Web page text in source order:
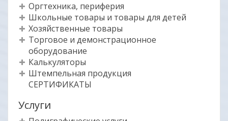
Оргтехника, периферия
Школьные товары и товары для детей
Хозяйственные товары
Торговое и демонстрационное
оборудование
Калькуляторы
Штемпельная продукция
СЕРТИФИКАТЫ
Услуги